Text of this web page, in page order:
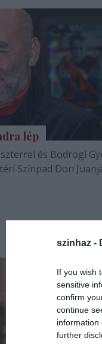
szinhaz -
If you wish
sensitive
confirm
continue
information
further
lép
és Bodrogi
Színpad Don